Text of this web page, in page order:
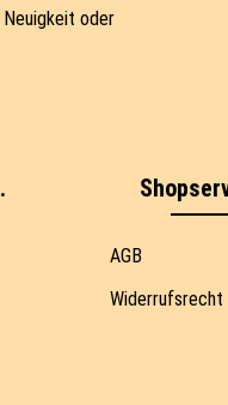
oder
AGB
Widerrufsrecht